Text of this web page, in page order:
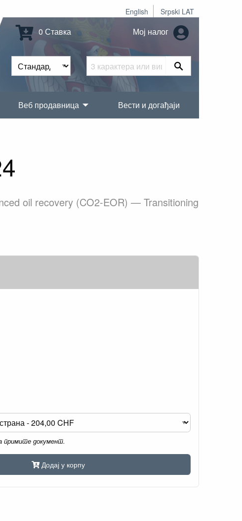
English Srpski LAT
0 Ставка Мој налог
Веб продавница Вести и догађаји
oil recovery (CO2-EOR) — Transitioning
примите документ.
Додај у корпу